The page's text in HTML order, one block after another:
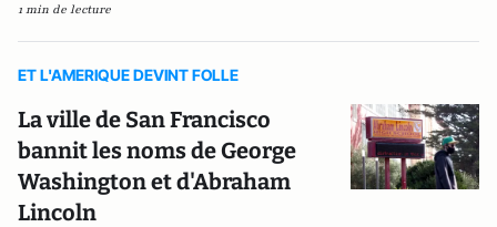
1 min de lecture
ET L'AMERIQUE DEVINT FOLLE
La ville de San Francisco
bannit les noms de George
Washington et d'Abraham
Lincoln